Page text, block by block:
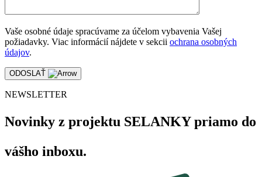
Vaše osobné údaje spracúvame za účelom vybavenia Vašej
požiadavky. Viac informácií nájdete v sekcii ochrana osobných
údajov.
ODOSLAŤ
NEWSLETTER
Novinky z projektu SELANKY priamo do
vášho inboxu.